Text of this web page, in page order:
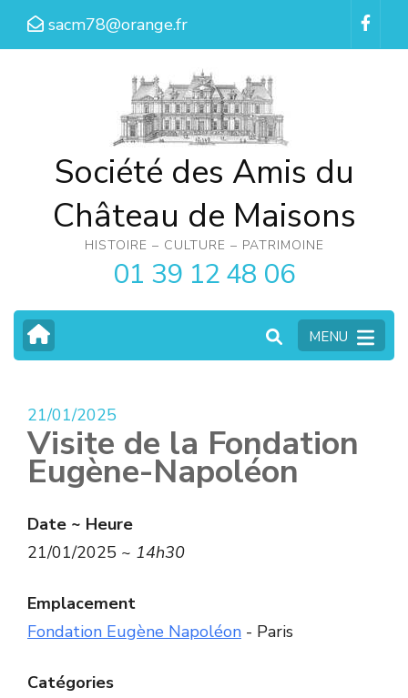
Aller
sacm78@orange.fr
Société des Amis du
Château de Maisons
HISTOIRE – CULTURE – PATRIMOINE
01 39 12 48 06
MENU
21/01/2025
Visite de la Fondation
Eugène-Napoléon
Date ~ Heure
21/01/2025 ~ 14h30
Emplacement
Fondation Eugène Napoléon - Paris
Catégories